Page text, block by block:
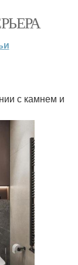
с камнем и